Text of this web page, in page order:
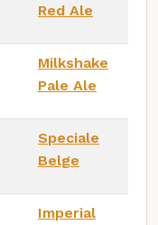
Red Ale
Milkshake
Pale Ale
Speciale
Belge
Imperial